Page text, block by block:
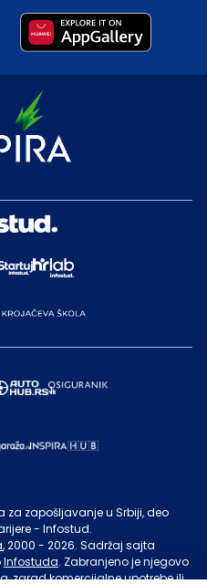
zapošljavanje u Srbiji, deo
- Infostud.
, 2000 - 2026. Sadržaj sajta
Infostuda. Zabranjeno je njegovo
, zarad komercijalne upotrebe ili